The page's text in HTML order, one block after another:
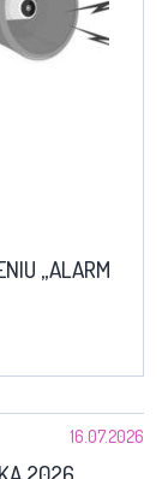
„ALARM
16.07.2026